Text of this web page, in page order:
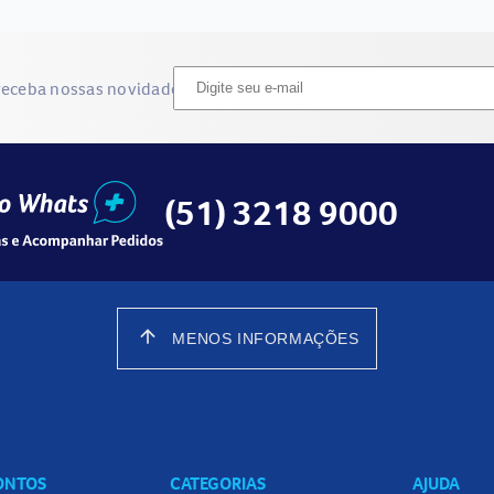
nossas novidades
(51) 3218 9000
arrow_upward MENOS INFORMAÇÕES
CATEGORIAS AJUDA